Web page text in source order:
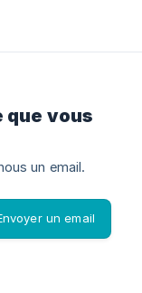
que vous
un email.
un email